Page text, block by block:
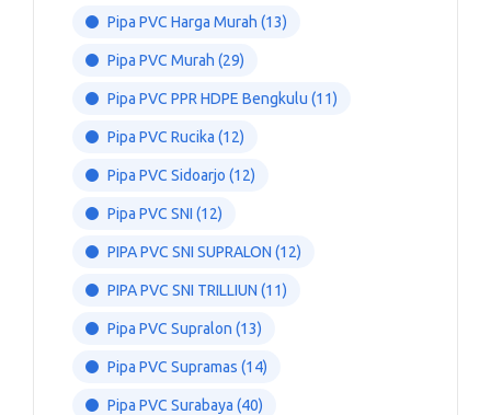
Pipa PVC Harga Murah (13)
Pipa PVC Murah (29)
Pipa PVC PPR HDPE Bengkulu (11)
Pipa PVC Rucika (12)
Pipa PVC Sidoarjo (12)
Pipa PVC SNI (12)
PIPA PVC SNI SUPRALON (12)
PIPA PVC SNI TRILLIUN (11)
Pipa PVC Supralon (13)
Pipa PVC Supramas (14)
Pipa PVC Surabaya (40)